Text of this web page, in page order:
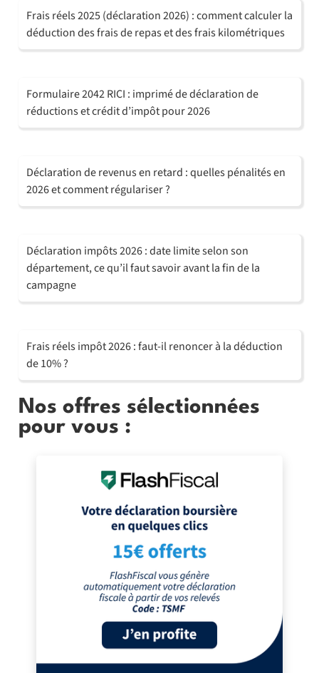
Frais réels 2025 (déclaration 2026) : comment calculer la
déduction des frais de repas et des frais kilométriques
Formulaire 2042 RICI : imprimé de déclaration de
réductions et crédit d’impôt pour 2026
Déclaration de revenus en retard : quelles pénalités en
2026 et comment régulariser ?
Déclaration impôts 2026 : date limite selon son
département, ce qu’il faut savoir avant la fin de la
campagne
Frais réels impôt 2026 : faut-il renoncer à la déduction
de 10% ?
Nos offres sélectionnées
pour vous :